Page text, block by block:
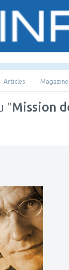
les
Articles
"Mission